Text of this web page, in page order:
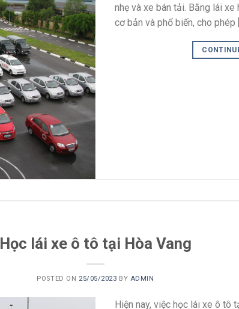
nhẹ và xe bán tải. Bằng lái
cơ bản và phổ biến, cho phép
Học lái xe ô tô tại Hòa Vang
POSTED ON 25/05/2023 BY ADMIN
Hiện nay, việc học lái xe ô tô